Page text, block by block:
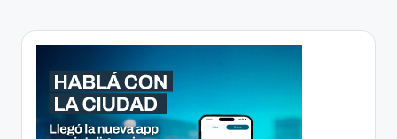
de
entradas